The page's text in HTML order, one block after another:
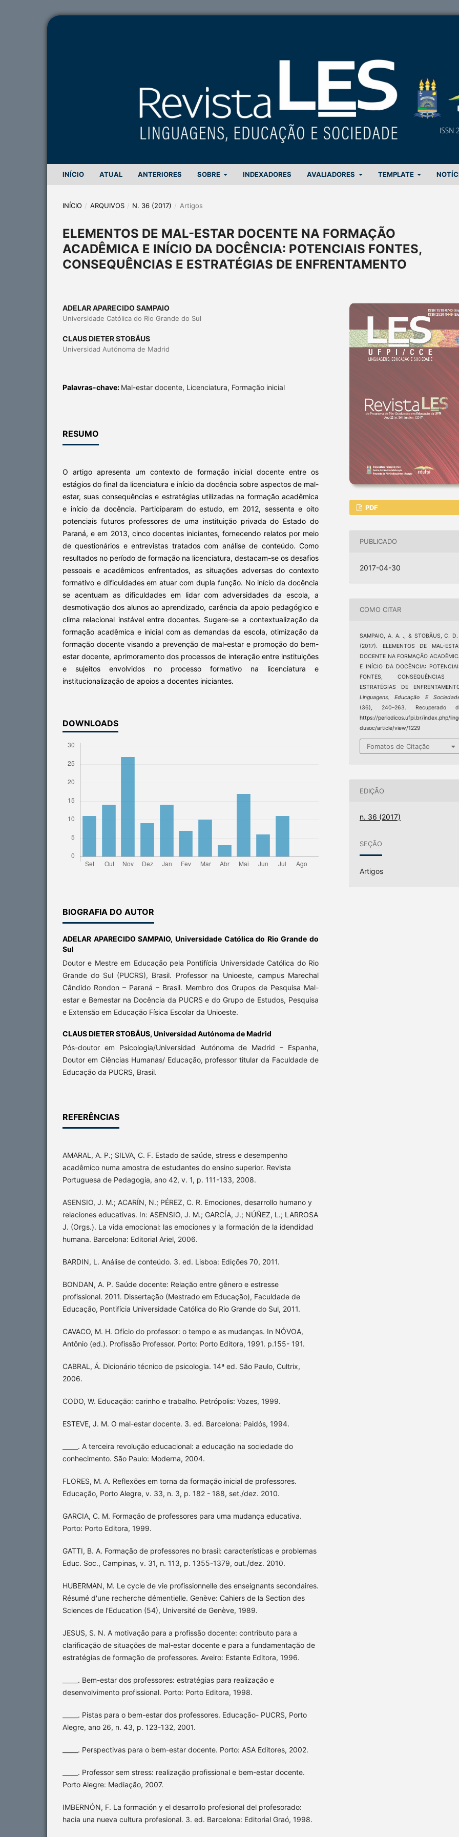
INÍCIO ATUAL ANTERIORES SOBRE INDEXADORES AVALIADORES TEMPLATE
INÍCIO / ARQUIVOS / N. 36 (2017) / Artigos
ELEMENTOS DE MAL-ESTAR DOCENTE NA FORMAÇÃO
ACADÊMICA E INÍCIO DA DOCÊNCIA: POTENCIAIS FONTES,
CONSEQUÊNCIAS E ESTRATÉGIAS DE ENFRENTAMENTO
ADELAR APARECIDO SAMPAIO
Universidade Católica do Rio Grande do Sul
CLAUS DIETER STOBÄUS
Universidad Autónoma de Madrid
Palavras-chave: Mal-estar docente, Licenciatura, Formação inicial
RESUMO
O artigo apresenta um contexto de formação inicial docente entre os
estágios do final da licenciatura e início da docência sobre aspectos de mal-
estar, suas consequências e estratégias utilizadas na formação acadêmica
e início da docência. Participaram do estudo, em 2012, sessenta e oito
potenciais futuros professores de uma instituição privada do Estado do
Paraná, e em 2013, cinco docentes iniciantes, fornecendo relatos por meio
de questionários e entrevistas tratados com análise de conteúdo. Como
resultados no período de formação na licenciatura, destacam-se os desafios
pessoais e acadêmicos enfrentados, as situações adversas do contexto
formativo e dificuldades em atuar com dupla função. No início da docência
se acentuam as dificuldades em lidar com adversidades da escola, a
desmotivação dos alunos ao aprendizado, carência da apoio pedagógico e
clima relacional instável entre docentes. Sugere-se a contextualização da
formação acadêmica e inicial com as demandas da escola, otimização da
formação docente visando a prevenção de mal-estar e promoção do bem-
estar docente, aprimoramento dos processos de interação entre instituições
e sujeitos envolvidos no processo formativo na licenciatura e
institucionalização de apoios a docentes iniciantes.
DOWNLOADS
BIOGRAFIA DO AUTOR
ADELAR APARECIDO SAMPAIO, Universidade Católica do Rio Grande do
Sul
Doutor e Mestre em Educação pela Pontifícia Universidade Católica do Rio
Grande do Sul (PUCRS), Brasil. Professor na Unioeste, campus Marechal
Cândido Rondon – Paraná – Brasil. Membro dos Grupos de Pesquisa Mal-
estar e Bemestar na Docência da PUCRS e do Grupo de Estudos, Pesquisa
e Extensão em Educação Física Escolar da Unioeste.
CLAUS DIETER STOBÄUS, Universidad Autónoma de Madrid
Pós-doutor em Psicologia/Universidad Autónoma de Madrid – Espanha,
Doutor em Ciências Humanas/ Educação, professor titular da Faculdade de
Educação da PUCRS, Brasil.
REFERÊNCIAS
AMARAL, A. P.; SILVA, C. F. Estado de saúde, stress e desempenho
acadêmico numa amostra de estudantes do ensino superior. Revista
Portuguesa de Pedagogia, ano 42, v. 1, p. 111-133, 2008.
ASENSIO, J. M.; ACARÍN, N.; PÉREZ, C. R. Emociones, desarrollo humano y
relaciones educativas. In: ASENSIO, J. M.; GARCÍA, J.; NÚÑEZ, L.; LARROSA
J. (Orgs.). La vida emocional: las emociones y la formación de la idendidad
humana. Barcelona: Editorial Ariel, 2006.
BARDIN, L. Análise de conteúdo. 3. ed. Lisboa: Edições 70, 2011.
BONDAN, A. P. Saúde docente: Relação entre gênero e estresse
profissional. 2011. Dissertação (Mestrado em Educação), Faculdade de
Educação, Pontifícia Universidade Católica do Rio Grande do Sul, 2011.
CAVACO, M. H. Ofício do professor: o tempo e as mudanças. In NÓVOA,
Antônio (ed.). Profissão Professor. Porto: Porto Editora, 1991. p.155- 191.
CABRAL, Á. Dicionário técnico de psicologia. 14ª ed. São Paulo, Cultrix,
2006.
CODO, W. Educação: carinho e trabalho. Petrópolis: Vozes, 1999.
ESTEVE, J. M. O mal-estar docente. 3. ed. Barcelona: Paidós, 1994.
_____. A terceira revolução educacional: a educação na sociedade do
conhecimento. São Paulo: Moderna, 2004.
FLORES, M. A. Reflexões em torna da formação inicial de professores.
Educação, Porto Alegre, v. 33, n. 3, p. 182 - 188, set./dez. 2010.
GARCIA, C. M. Formação de professores para uma mudança educativa.
Porto: Porto Editora, 1999.
GATTI, B. A. Formação de professores no brasil: características e problemas
Educ. Soc., Campinas, v. 31, n. 113, p. 1355-1379, out./dez. 2010.
HUBERMAN, M. Le cycle de vie profissionnelle des enseignants secondaires.
Résumé d'une recherche démentielle. Genève: Cahiers de la Section des
Sciences de l'Education (54), Université de Genève, 1989.
JESUS, S. N. A motivação para a profissão docente: contributo para a
clarificação de situações de mal-estar docente e para a fundamentação de
estratégias de formação de professores. Aveiro: Estante Editora, 1996.
_____. Bem-estar dos professores: estratégias para realização e
desenvolvimento profissional. Porto: Porto Editora, 1998.
_____. Pistas para o bem-estar dos professores. Educação- PUCRS, Porto
Alegre, ano 26, n. 43, p. 123-132, 2001.
_____. Perspectivas para o bem-estar docente. Porto: ASA Editores, 2002.
_____. Professor sem stress: realização profissional e bem-estar docente.
Porto Alegre: Mediação, 2007.
IMBERNÓN, F. La formación y el desarrollo profesional del profesorado:
hacia una nueva cultura profesional. 3. ed. Barcelona: Editorial Graó, 1998.
PDF
PUBLICADO
2017-04-30
COMO CITAR
SAMPAIO, A. A. ., & STOBÄUS, C.
(2017). ELEMENTOS DE MAL-
DOCENTE NA FORMAÇÃO
E INÍCIO DA DOCÊNCIA:
FONTES, CONSEQUÊNCIAS
ESTRATÉGIAS DE
Linguagens, Educação E
(36), 240–263. Recuperado
https://periodicos.ufpi.br/index.php/
dusoc/article/view/1229
Fomatos de Citação
EDIÇÃO
n. 36 (2017)
SEÇÃO
Artigos